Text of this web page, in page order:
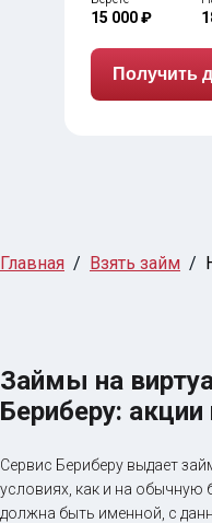
15 000 ₽
Получить
Главная Взять займ
Займы на
Бериберу:
Сервис Бериберу выдает
условиях, как и на обычную
должна быть именной, с